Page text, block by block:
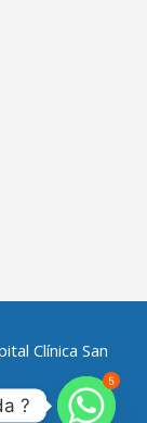
Clínica San
5
?